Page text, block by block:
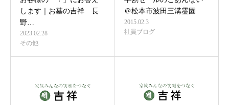
します｜お墓の吉祥 長
野…
2023.02.28
その他
＠松本市波田三溝霊園
2015.02.3
社員ブログ